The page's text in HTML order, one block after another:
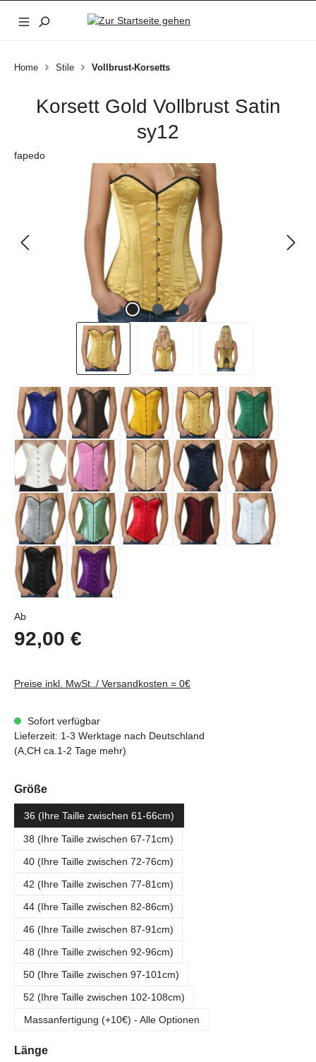
Zum Hauptinhalt springen
Home Stile Vollbrust-Korsetts
Korsett Gold Vollbrust Satin
sy12
fapedo
Bildergalerie überspringen
AbRegulärer Preis:
92,00 €
Preise inkl. MwSt../ Versandkosten = 0€
Sofort verfügbar
Lieferzeit: 1-3 Werktage nach Deutschland
(A,CH ca.1-2 Tage mehr)
Größeauswählen
36 (Ihre Taille zwischen 61-66cm)
38 (Ihre Taille zwischen 67-71cm)
40 (Ihre Taille zwischen 72-76cm)
42 (Ihre Taille zwischen 77-81cm)
44 (Ihre Taille zwischen 82-86cm)
46 (Ihre Taille zwischen 87-91cm)
48 (Ihre Taille zwischen 92-96cm)
50 (Ihre Taille zwischen 97-101cm)
52 (Ihre Taille zwischen 102-108cm)
Massanfertigung (+10€) - Alle Optionen
Längeauswählen